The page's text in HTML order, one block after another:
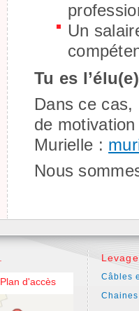
Un
Tu es
Dans ce
de
Murielle :
Nous
Plan d'accès
Câbles